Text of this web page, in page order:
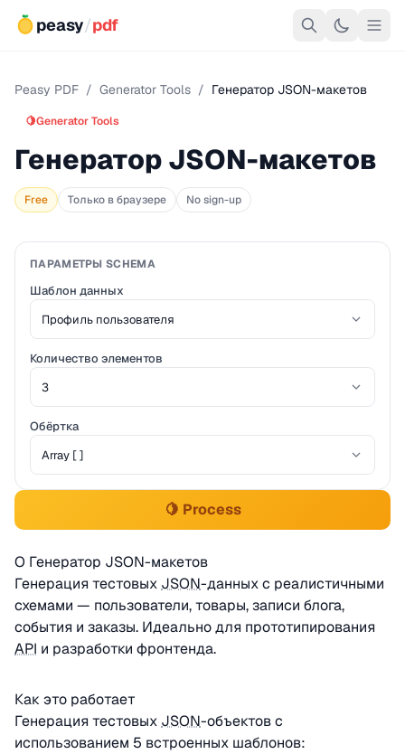
peasy/pdf
Peasy PDF / Generator Tools / Генератор JSON-макетов
🍋Generator Tools
Генератор JSON-макетов
Free Только в браузере No sign-up
ПАРАМЕТРЫ SCHEMA
Шаблон данных
Количество элементов
Обёртка
🍋 Process
О Генератор JSON-макетов
Генерация тестовых JSON-данных с реалистичными
схемами — пользователи, товары, записи блога,
события и заказы. Идеально для прототипирования
API и разработки фронтенда.
Как это работает
Генерация тестовых JSON-объектов с
использованием 5 встроенных шаблонов: